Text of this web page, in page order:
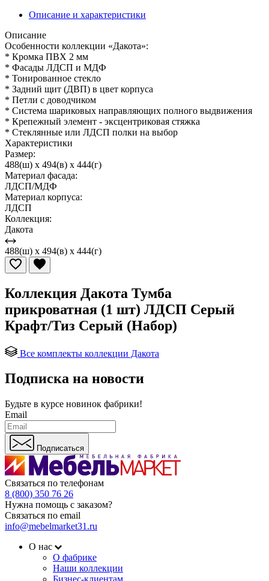
Описание и характеристики
Описание
Особенности коллекции «Дакота»:
* Кромка ПВХ 2 мм
* Фасады ЛДСП и МДФ
* Тонированное стекло
* Задний щит (ДВП) в цвет корпуса
* Петли с доводчиком
* Система шариковых направляющих полного выдвижения
* Крепежный элемент - эксцентриковая стяжка
* Стеклянные или ЛДСП полки на выбор
Характеристики
Размер:
488(ш) x 494(в) x 444(г)
Материал фасада:
ЛДСП/МДФ
Материал корпуса:
ЛДСП
Коллекция:
Дакота
488(ш) x 494(в) x 444(г)
Коллекция Дакота Тумба
прикроватная (1 шт) ЛДСП Серый
Крафт/Тиз Серый (Набор)
Все комплекты коллекции Дакота
Подписка на новости
Будьте в курсе новинок фабрики!
Email
Подписаться
Связаться по телефонам
8 (800) 350 76 26
Нужна помощь с заказом?
Связаться по email
info@mebelmarket31.ru
О нас
О фабрике
Наши коллекции